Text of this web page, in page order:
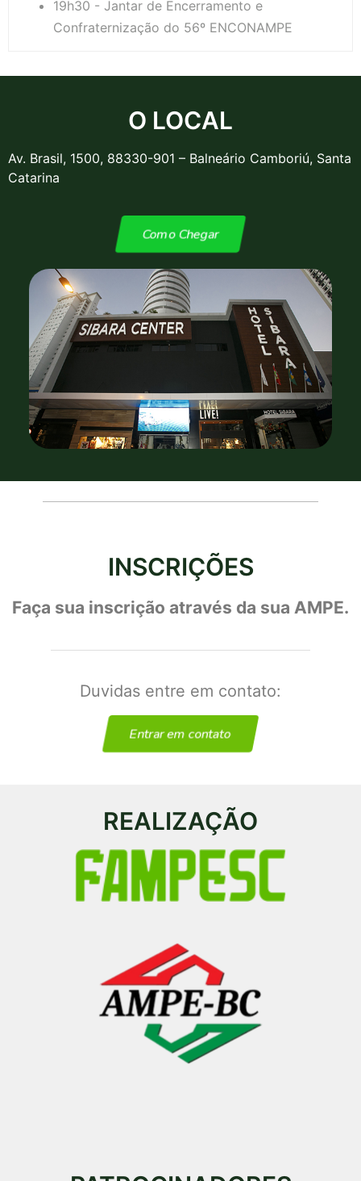
19h30 - Jantar de Encerramento e
Confraternização do 56º ENCONAMPE
O LOCAL
Av. Brasil, 1500, 88330-901 – Balneário Camboriú, Santa
Catarina
Como Chegar
INSCRIÇÕES
Faça sua inscrição através da sua AMPE.
Duvidas entre em contato:
Entrar em contato
REALIZAÇÃO